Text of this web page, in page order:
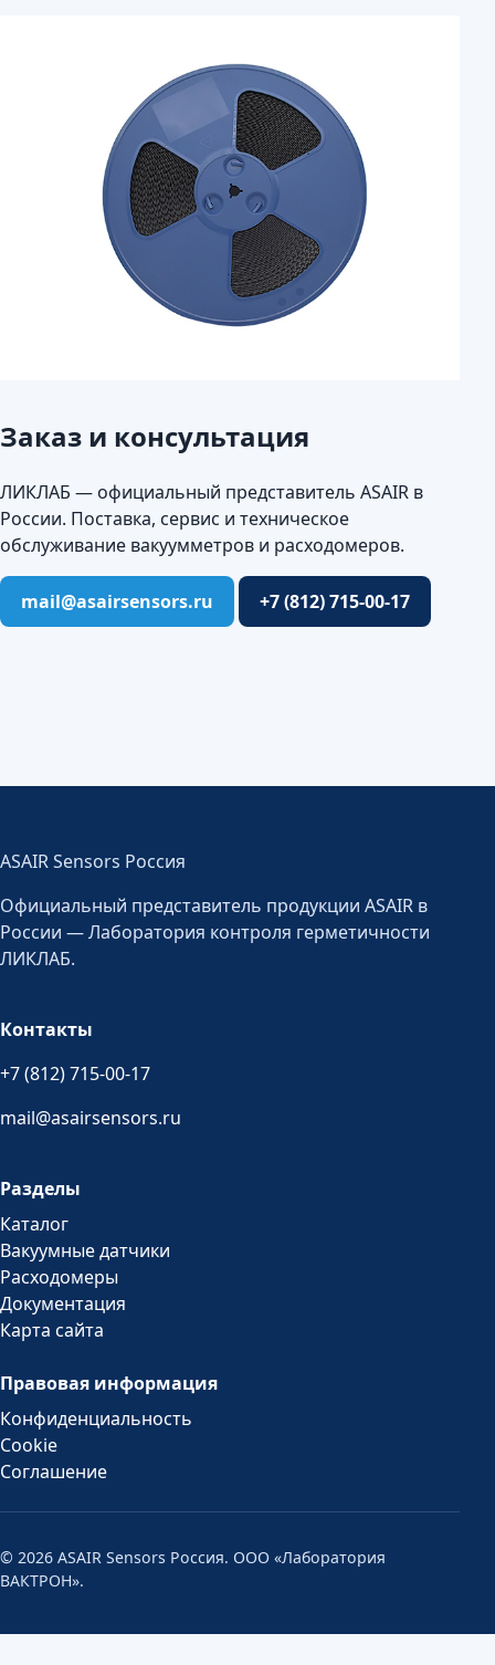
Заказ и консультация
ЛИКЛАБ — официальный представитель ASAIR в
России. Поставка, сервис и техническое
обслуживание вакуумметров и расходомеров.
mail@asairsensors.ru +7 (812) 715-00-17
ASAIR Sensors Россия
Официальный представитель продукции ASAIR в
России — Лаборатория контроля герметичности
ЛИКЛАБ.
Контакты
+7 (812) 715-00-17
mail@asairsensors.ru
Разделы
Каталог
Вакуумные датчики
Расходомеры
Документация
Карта сайта
Правовая информация
Конфиденциальность
Cookie
Соглашение
© 2026 ASAIR Sensors Россия. ООО «Лаборатория
ВАКТРОН».